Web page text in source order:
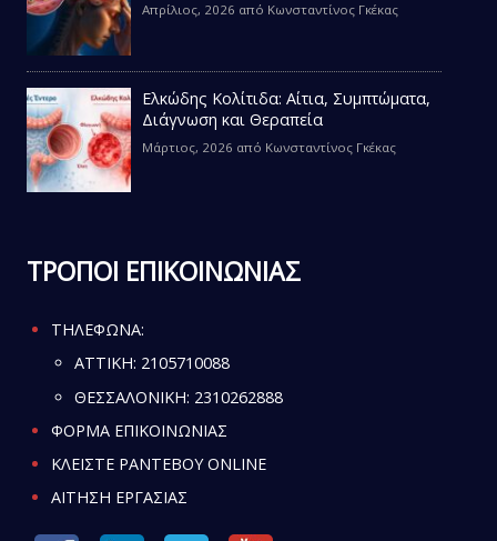
Απρίλιος, 2026 από Κωνσταντίνος Γκέκας
Ελκώδης Κολίτιδα: Αίτια, Συμπτώματα,
Διάγνωση και Θεραπεία
Μάρτιος, 2026 από Κωνσταντίνος Γκέκας
ΤΡΟΠΟΙ ΕΠΙΚΟΙΝΩΝΙΑΣ
ΤΗΛΕΦΩΝΑ:
ATTIKH: 2105710088
ΘΕΣΣΑΛΟΝΙΚΗ: 2310262888
ΦΟΡΜΑ ΕΠΙΚΟΙΝΩΝΙΑΣ
ΚΛΕΙΣΤΕ ΡΑΝΤΕΒΟΥ ONLINE
ΑΙΤΗΣΗ ΕΡΓΑΣΙΑΣ